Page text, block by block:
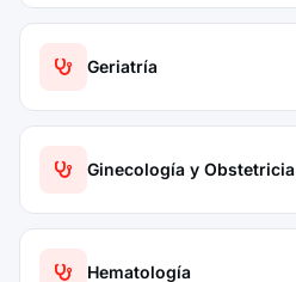
Geriatría
Ginecología y Obstetricia
Hematología